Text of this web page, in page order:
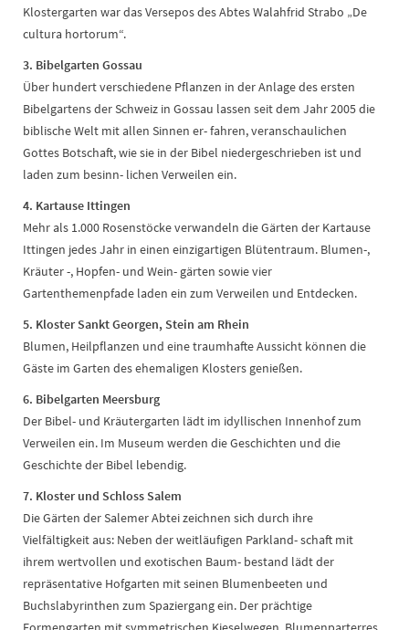
Klostergarten war das Versepos des Abtes Walahfrid Strabo „De
cultura hortorum“.
3. Bibelgarten Gossau
Über hundert verschiedene Pflanzen in der Anlage des ersten
Bibelgartens der Schweiz in Gossau lassen seit dem Jahr 2005 die
biblische Welt mit allen Sinnen er- fahren, veranschaulichen
Gottes Botschaft, wie sie in der Bibel niedergeschrieben ist und
laden zum besinn- lichen Verweilen ein.
4. Kartause Ittingen
Mehr als 1.000 Rosenstöcke verwandeln die Gärten der Kartause
Ittingen jedes Jahr in einen einzigartigen Blütentraum. Blumen-,
Kräuter -, Hopfen- und Wein- gärten sowie vier
Gartenthemenpfade laden ein zum Verweilen und Entdecken.
5. Kloster Sankt Georgen, Stein am Rhein
Blumen, Heilpflanzen und eine traumhafte Aussicht können die
Gäste im Garten des ehemaligen Klosters genießen.
6. Bibelgarten Meersburg
Der Bibel- und Kräutergarten lädt im idyllischen Innenhof zum
Verweilen ein. Im Museum werden die Geschichten und die
Geschichte der Bibel lebendig.
7. Kloster und Schloss Salem
Die Gärten der Salemer Abtei zeichnen sich durch ihre
Vielfältigkeit aus: Neben der weitläufigen Parkland- schaft mit
ihrem wertvollen und exotischen Baum- bestand lädt der
repräsentative Hofgarten mit seinen Blumenbeeten und
Buchslabyrinthen zum Spaziergang ein. Der prächtige